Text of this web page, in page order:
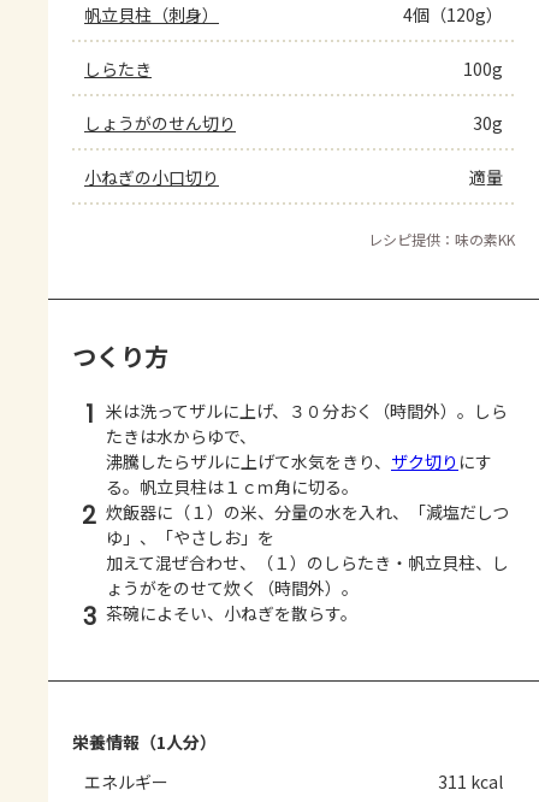
帆立貝柱（刺身） 4個（120g）
しらたき 100g
しょうがのせん切り 30g
小ねぎの小口切り 適量
レシピ提供：味の素KK
つくり方
1 米は洗ってザルに上げ、３０分おく（時間外）。しら
たきは水からゆで、
沸騰したらザルに上げて水気をきり、 ザク切り にす
る。帆立貝柱は１ｃｍ角に切る。
2 炊飯器に（１）の米、分量の水を入れ、「減塩だしつ
ゆ」、「やさしお」を
加えて混ぜ合わせ、（１）のしらたき・帆立貝柱、し
ょうがをのせて炊く（時間外）。
3 茶碗によそい、小ねぎを散らす。
栄養情報（1人分）
エネルギー
311 kcal